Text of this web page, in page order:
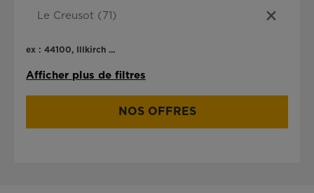
ex : 44100, Illkirch ...
Afficher plus de filtres
NOS OFFRES